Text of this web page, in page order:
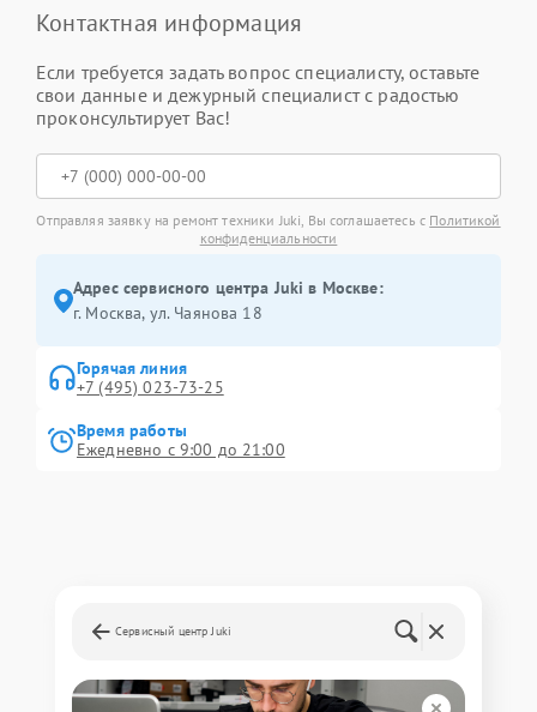
Контактная информация
Если требуется задать вопрос специалисту, оставьте
свои данные и дежурный специалист с радостью
проконсультирует Вас!
Отправляя заявку на ремонт техники Juki, Вы соглашаетесь с Политикой
конфиденциальности
Адрес сервисного центра Juki в Москве:
г. Москва, ул. Чаянова 18
Горячая линия
+7 (495) 023-73-25
Время работы
Ежедневно с 9:00 до 21:00
Сервисный центр Juki